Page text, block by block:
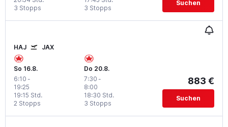
3 Stopps 3 Stopps
Suchen
HAJ JAX
So 16.8.
6:10 -
19:25
2 Stopps
19:15 Std.
Do 20.8.
7:30 -
8:00
3 Stopps
18:30 Std.
883 €
Suchen